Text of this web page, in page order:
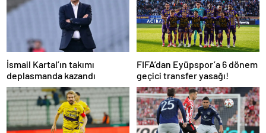
İsmail Kartal’ın takımı
deplasmanda kazandı
FIFA’dan Eyüpspor’a 6 dönem
geçici transfer yasağı!